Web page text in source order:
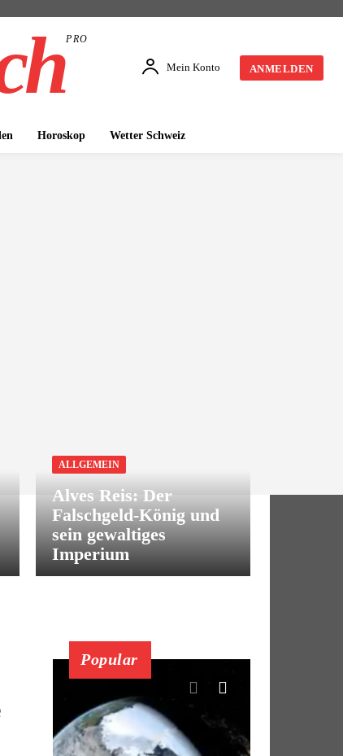
PRO
Mein Konto ANMELDEN
Horoskop Wetter Schweiz
ALLGEMEIN
Alves Reis: Der
Falschgeld-König und
sein gewaltiges
Imperium
Popular